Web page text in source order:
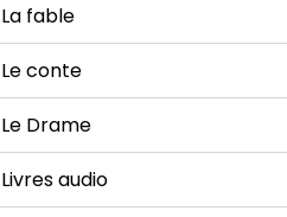
La ​fable
Le conte
Le Drame
Livres audio